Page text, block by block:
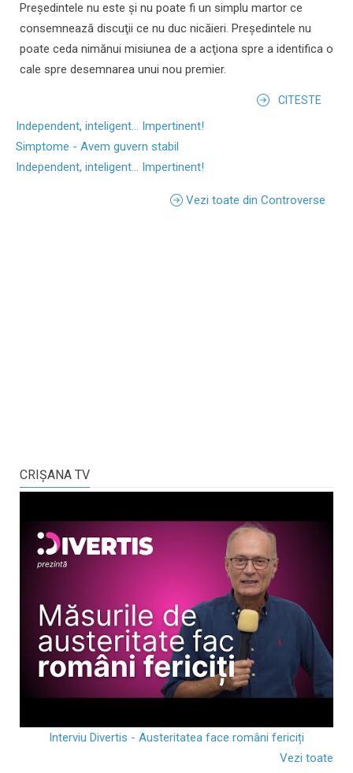
Preşedintele nu este şi nu poate fi un simplu martor ce
consemnează discuţii ce nu duc nicăieri. Preşedintele nu
poate ceda nimănui misiunea de a acţiona spre a identifica o
cale spre desemnarea unui nou premier.
CITESTE
Independent, inteligent... Impertinent!
Simptome - Avem guvern stabil
Independent, inteligent... Impertinent!
Vezi toate din Controverse
CRIŞANA TV
Interviu Divertis - Austeritatea face români fericiți
Vezi toate